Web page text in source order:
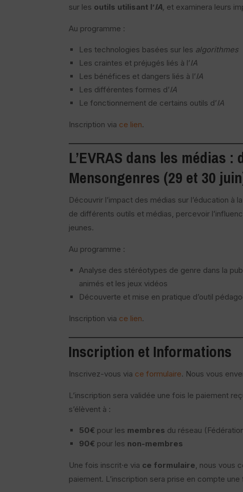
sur les outils utilisant l’IA, et examinera leurs
Au programme :
Les technologies basées sur les algorithmes
Les craintes et préjugés liés à l’IA
Les bénéfices et dangers liés à l’IA
Les différentes formes d’IA
Le fonctionnement de certains outils d’IA
Inscription via ce lien.
L’EVRAS dans les médias :
Mensongenres (29 et 30
Découvrir l’impact des médias sur l’éducation
de différents outils et médias, percevoir
jeunes.
Au programme :
Analyse des stéréotypes de genre dans la
animés et les jeux vidéos
Découverte et mise en pratique d’outil
Inscription via ce lien.
Inscription et Informations
Inscrivez-vous via ce formulaire. Nous vous
L’inscription sera validée une fois le paiement
s’élèvent à :
50€ pour les membres du réseau
90€ pour les non-membres
Une fois inscrit·e via ce formulaire, nous vous
paiement. L’inscription sera prise en compte